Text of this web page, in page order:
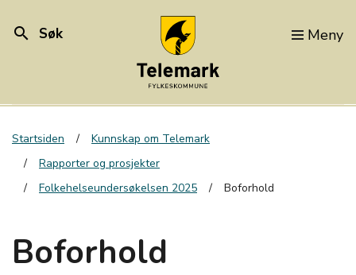
search Søk Meny
Startsiden
Kunnskap om Telemark
Rapporter og prosjekter
Folkehelseundersøkelsen 2025
Boforhold
Boforhold